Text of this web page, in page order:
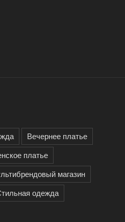
Вечернее платье
платье
магазин
одежда